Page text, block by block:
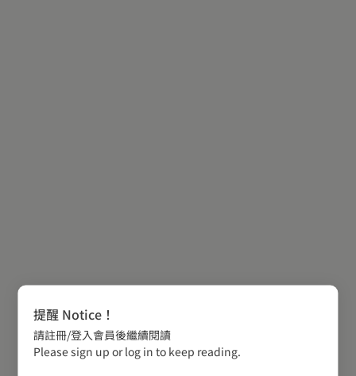
提醒 Notice！
請註冊/登入會員後繼續閱讀
Please sign up or log in to keep reading.